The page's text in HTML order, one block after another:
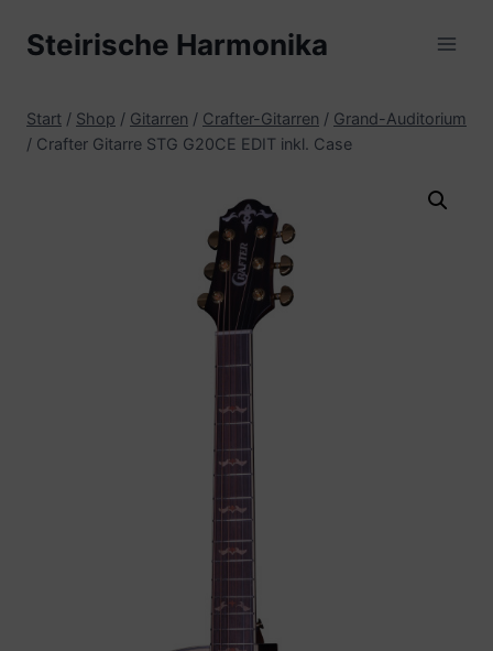
InhaltSteirische Harmonika
Start / Shop / Gitarren / Crafter-Gitarren / Grand-Auditorium
/ Crafter Gitarre STG G20CE EDIT inkl. Case